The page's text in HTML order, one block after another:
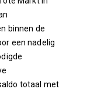
binnen de
een nadelig
totaal met